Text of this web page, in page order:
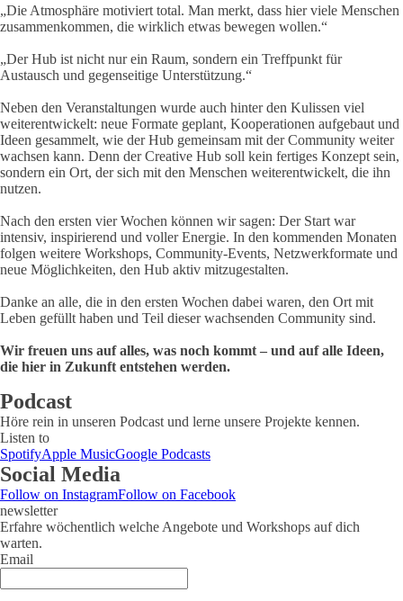
„Die Atmosphäre motiviert total. Man merkt, dass hier viele Menschen
zusammenkommen, die wirklich etwas bewegen wollen.“
„Der Hub ist nicht nur ein Raum, sondern ein Treffpunkt für
Austausch und gegenseitige Unterstützung.“
Neben den Veranstaltungen wurde auch hinter den Kulissen viel
weiterentwickelt: neue Formate geplant, Kooperationen aufgebaut und
Ideen gesammelt, wie der Hub gemeinsam mit der Community weiter
wachsen kann. Denn der Creative Hub soll kein fertiges Konzept sein,
sondern ein Ort, der sich mit den Menschen weiterentwickelt, die ihn
nutzen.
Nach den ersten vier Wochen können wir sagen: Der Start war
intensiv, inspirierend und voller Energie. In den kommenden Monaten
folgen weitere Workshops, Community-Events, Netzwerkformate und
neue Möglichkeiten, den Hub aktiv mitzugestalten.
Danke an alle, die in den ersten Wochen dabei waren, den Ort mit
Leben gefüllt haben und Teil dieser wachsenden Community sind.
Wir freuen uns auf alles, was noch kommt – und auf alle Ideen,
die hier in Zukunft entstehen werden.
Podcast
Höre rein in unseren Podcast und lerne unsere Projekte kennen.
Listen to
SpotifyApple MusicGoogle Podcasts
Social Media
Follow on InstagramFollow on Facebook
newsletter
Erfahre wöchentlich welche Angebote und Workshops auf dich
warten.
Email